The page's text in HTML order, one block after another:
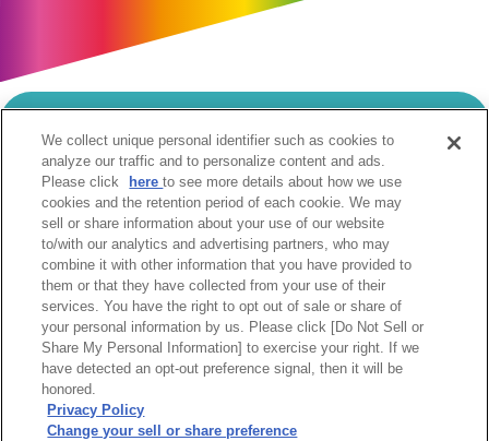
当サイトのご利用にあたって
個人情報の取扱いについて
Cookie設定について
ソーシャルメディア利用規約
ウェブアクセシビリティへの取組み
関係会社
サイトマップ
お問合せ
阪急阪神ホールディングス株式会社
We collect unique personal identifier such as cookies to
analyze our traffic and to personalize content and ads.
Please click
hereto see more details about how we use
cookies and the retention period of each cookie. We may
sell or share information about your use of our website
to/with our analytics and advertising partners, who may
combine it with other information that you have provided to
them or that they have collected from your use of their
services. You have the right to opt out of sale or share of
your personal information by us. Please click [Do Not Sell or
Share My Personal Information] to exercise your right. If we
have detected an opt-out preference signal, then it will be
honored.
Privacy Policy
Change your sell or share preference